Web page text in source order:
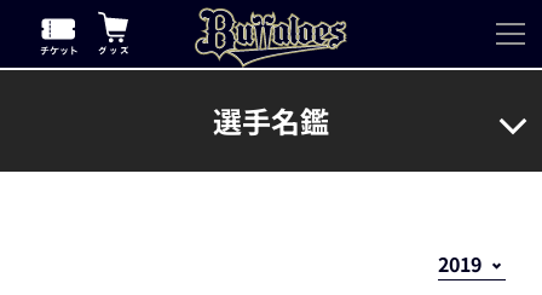
選手名鑑